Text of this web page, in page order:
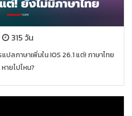
315 วัน
ลภาษาเพิ่มใน IOS 26.1 แต่! ภาษาไทย
หายไปไหน?